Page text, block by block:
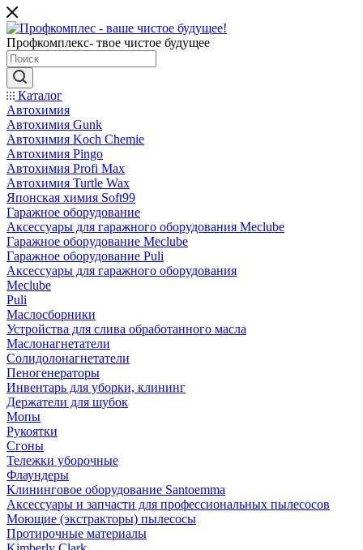
Профкомплекс- твое чистое будущее
Каталог
Автохимия
Автохимия Gunk
Автохимия Koch Chemie
Автохимия Pingo
Автохимия Profi Max
Автохимия Turtle Wax
Японская химия Soft99
Гаражное оборудование
Аксессуары для гаражного оборудования Meclube
Гаражное оборудование Meclube
Гаражное оборудование Puli
Аксессуары для гаражного оборудования
Meclube
Puli
Маслосборники
Устройства для слива обработанного масла
Маслонагнетатели
Солидолонагнетатели
Пеногенераторы
Инвентарь для уборки, клининг
Держатели для шубок
Мопы
Рукоятки
Сгоны
Тележки уборочные
Флаундеры
Клининговое оборудование Santoemma
Аксессуары и запчасти для профессиональных пылесосов
Моющие (экстракторы) пылесосы
Протирочные материалы